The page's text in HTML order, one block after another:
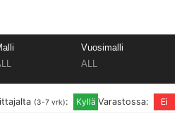
Vuosimalli
ALL
Varastossa:
(3-7 vrk):